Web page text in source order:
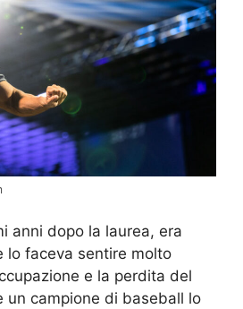
anni dopo la laurea, era
lo faceva sentire molto
e la perdita del
un campione di baseball lo